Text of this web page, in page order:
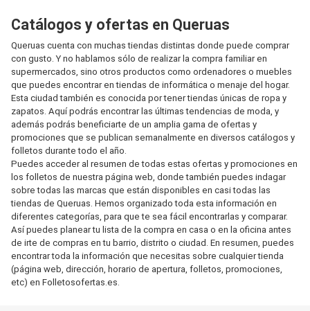
Catálogos y ofertas en Queruas
Queruas cuenta con muchas tiendas distintas donde puede comprar
con gusto. Y no hablamos sólo de realizar la compra familiar en
supermercados, sino otros productos como ordenadores o muebles
que puedes encontrar en tiendas de informática o menaje del hogar.
Esta ciudad también es conocida por tener tiendas únicas de ropa y
zapatos. Aquí podrás encontrar las últimas tendencias de moda, y
además podrás beneficiarte de un amplia gama de ofertas y
promociones que se publican semanalmente en diversos catálogos y
folletos durante todo el año.
Puedes acceder al resumen de todas estas ofertas y promociones en
los folletos de nuestra página web, donde también puedes indagar
sobre todas las marcas que están disponibles en casi todas las
tiendas de Queruas. Hemos organizado toda esta información en
diferentes categorías, para que te sea fácil encontrarlas y comparar.
Así puedes planear tu lista de la compra en casa o en la oficina antes
de irte de compras en tu barrio, distrito o ciudad. En resumen, puedes
encontrar toda la información que necesitas sobre cualquier tienda
(página web, dirección, horario de apertura, folletos, promociones,
etc) en Folletosofertas.es.